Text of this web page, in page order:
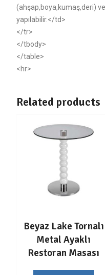
(ahşap,boya,kumaş,deri)
yapılabilir.</td>
</tr>
</tbody>
</table>
<hr>
Related products
Beyaz Lake Tornalı
Metal Ayaklı
Restoran Masası